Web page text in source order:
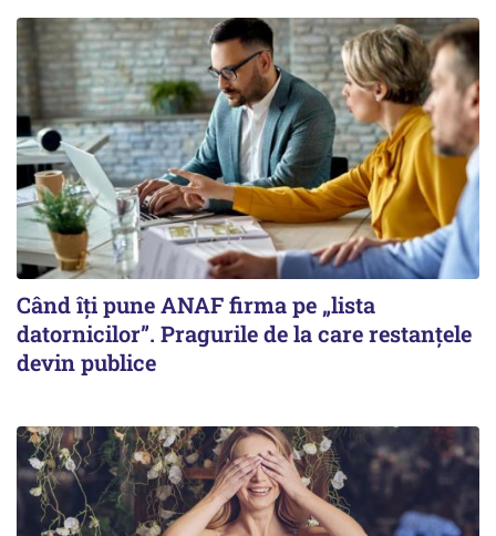
Când îți pune ANAF firma pe „lista
datornicilor”. Pragurile de la care restanțele
devin publice